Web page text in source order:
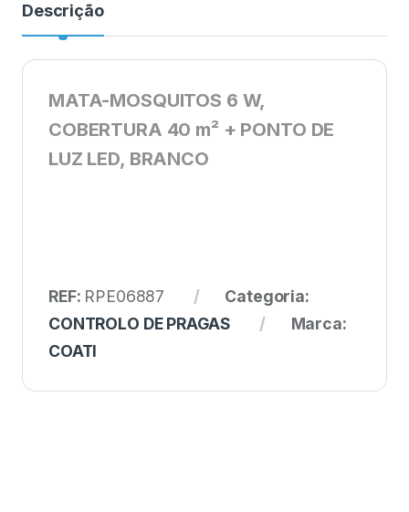
Descrição
MATA-MOSQUITOS 6 W,
COBERTURA 40 m² + PONTO DE
LUZ LED, BRANCO
REF: RPE06887
Categoria:
CONTROLO DE PRAGAS
Marca:
COATI